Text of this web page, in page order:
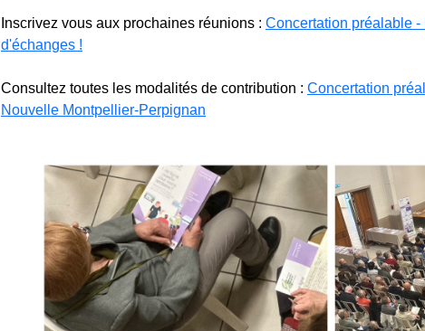
Inscrivez vous aux prochaines réunions : Concertation préalable
d'échanges !
Consultez toutes les modalités de contribution : Concertation
Nouvelle Montpellier-Perpignan